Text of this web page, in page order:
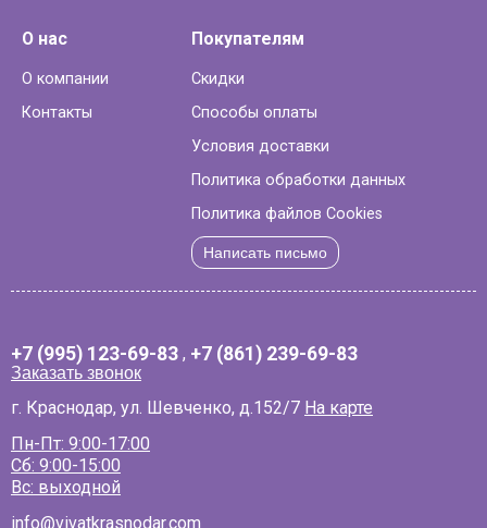
О нас
О компании
Контакты
Покупателям
Скидки
Способы оплаты
Условия доставки
Политика обработки данных
Политика файлов Cookies
Написать письмо
+7 (995) 123-69-83 , +7 (861) 239-69-83
Заказать звонок
г. Краснодар, ул. Шевченко, д.152/7 На карте
Пн-Пт: 9:00-17:00
Сб: 9:00-15:00
Вс: выходной
info@vivatkrasnodar.com